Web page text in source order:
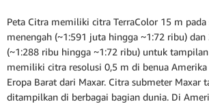
Peta Citra memiliki citra TerraColor 15 m pada
menengah (~1:591 juta hingga ~1:72 ribu) dan
(~1:288 ribu hingga ~1:72 ribu) untuk
memiliki citra resolusi 0,5 m di benua Amerika
Eropa Barat dari Maxar. Citra submeter Maxar
ditampilkan di berbagai bagian dunia. Di